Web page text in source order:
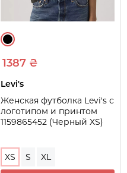
1387 ₴
Levi's
Женская футболка Levi's с
логотипом и принтом
1159865452 (Черный XS)
XS S XL